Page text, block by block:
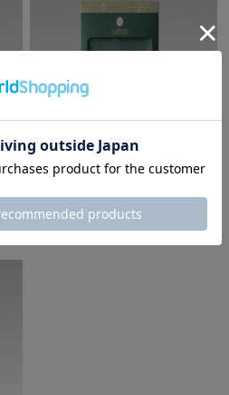
7
(税込)